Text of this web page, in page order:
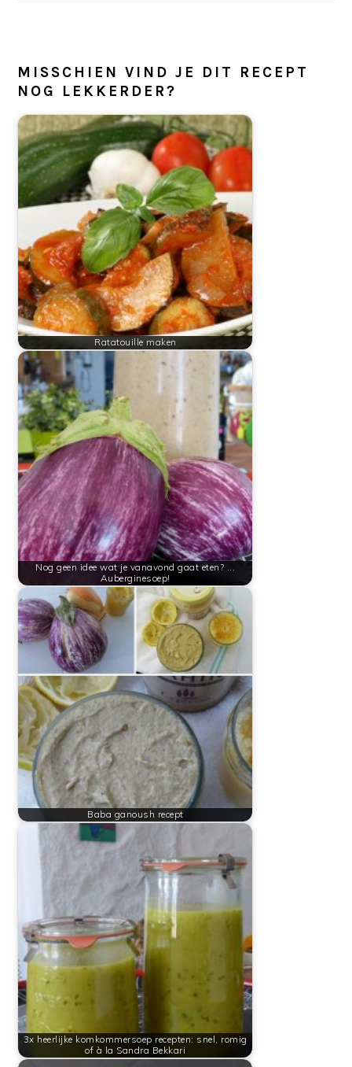
MISSCHIEN VIND JE DIT RECEPT
NOG LEKKERDER?
Ratatouille maken
Nog geen idee wat je vanavond gaat eten? ...
Auberginesoep!
Baba ganoush recept
3x heerlijke komkommersoep recepten: snel, romig
of à la Sandra Bekkari